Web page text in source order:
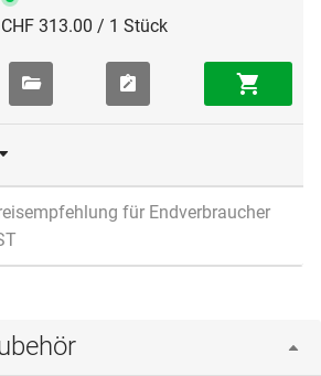
CHF 313.00 / 1 Stück
für Endverbraucher